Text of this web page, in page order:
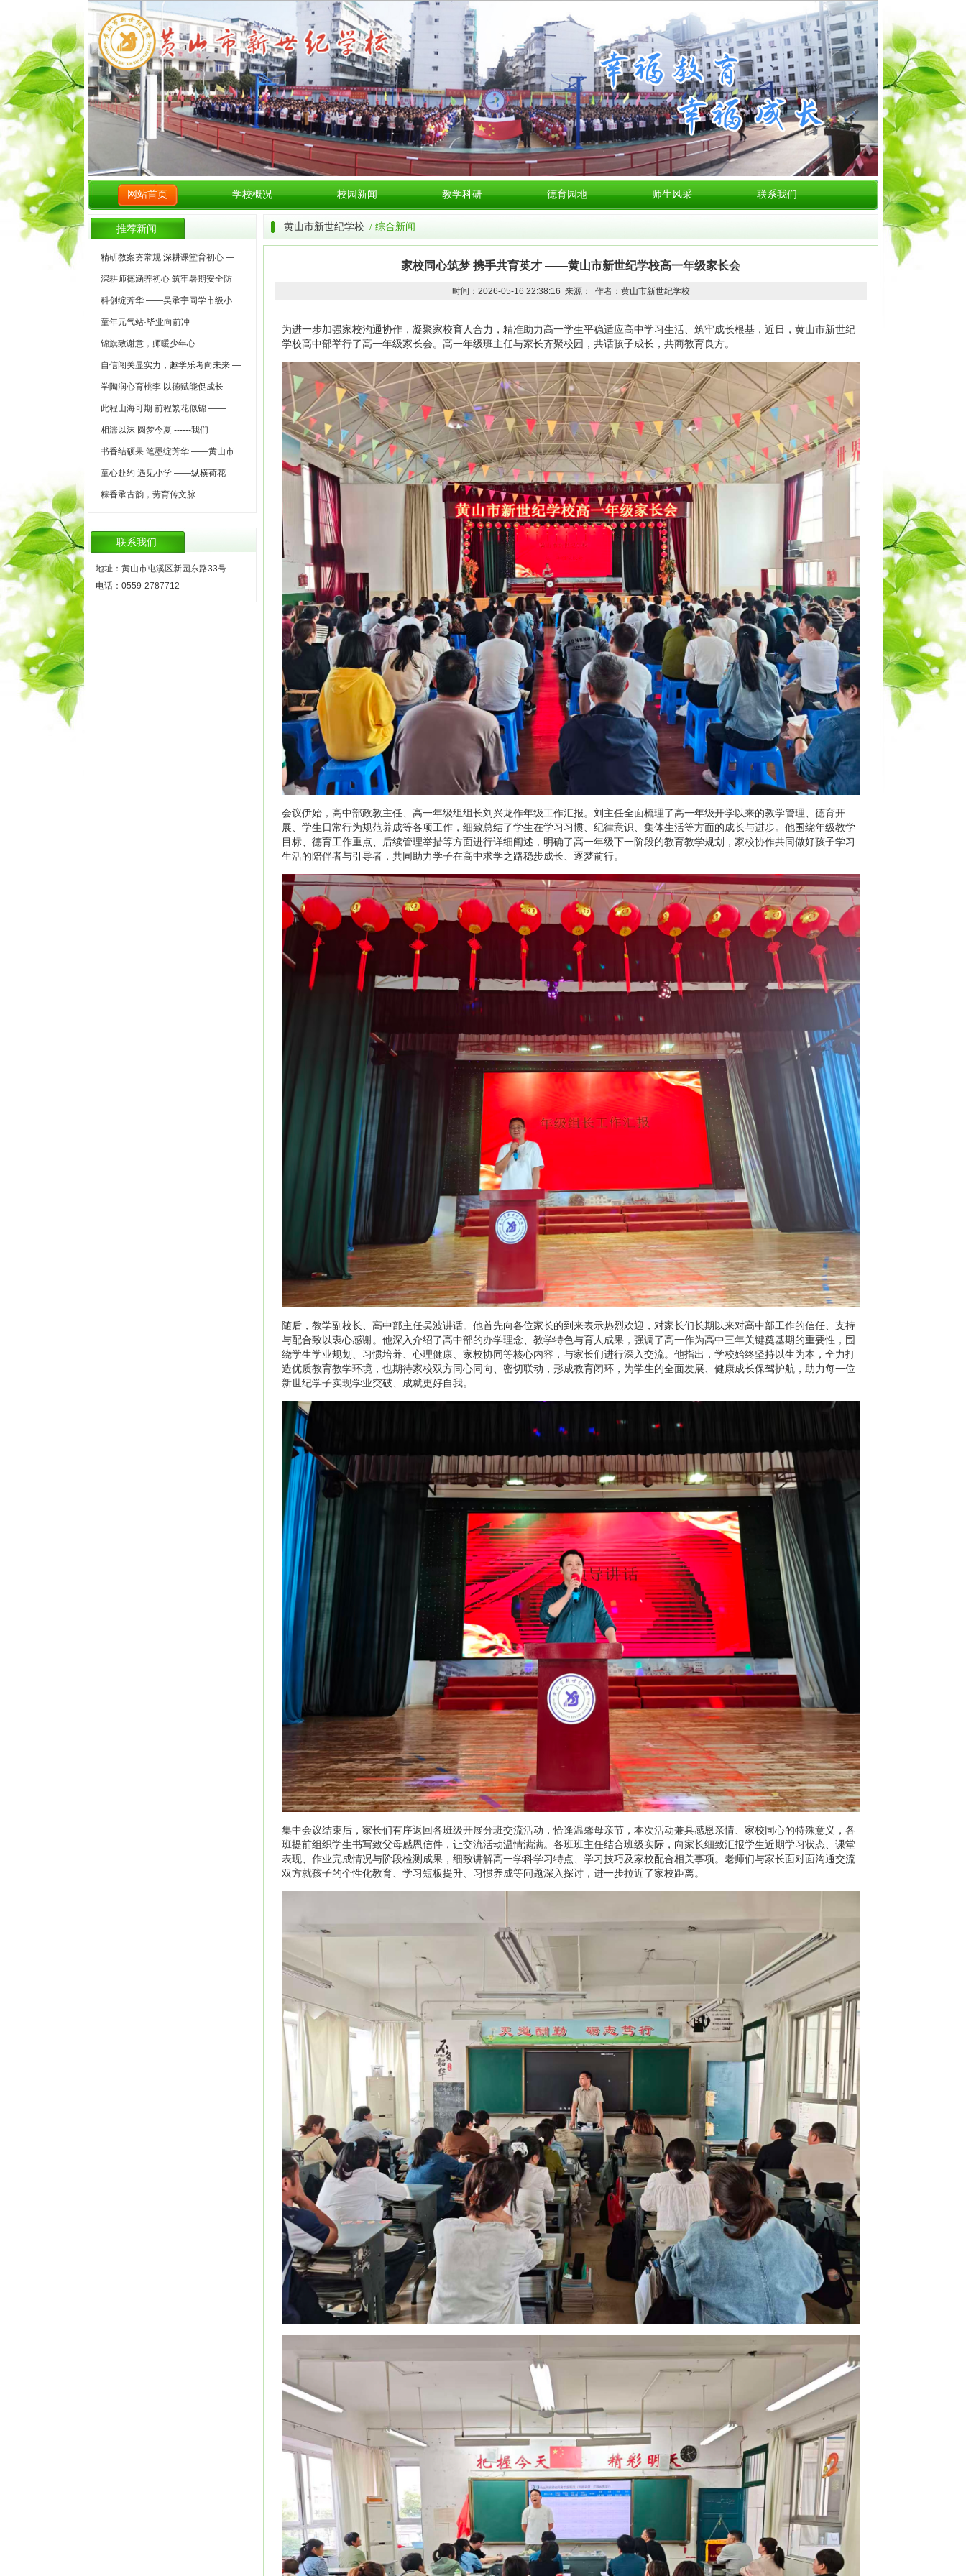
网站首页 学校概况 校园新闻 教学科研 德育园地 师生风采 联系我们
推荐新闻
精研教案夯常规 深耕课堂育初心 —
深耕师德涵养初心 筑牢暑期安全防
科创绽芳华 ——吴承宇同学市级小
童年元气站·毕业向前冲
锦旗致谢意，师暖少年心
自信闯关显实力，趣学乐考向未来 —
学陶润心育桃李 以德赋能促成长 —
此程山海可期 前程繁花似锦 ——
相濡以沫 圆梦今夏 ------我们
书香结硕果 笔墨绽芳华 ——黄山市
童心赴约 遇见小学 ——纵横荷花
粽香承古韵，劳育传文脉
联系我们
地址：黄山市屯溪区新园东路33号
电话：0559-2787712
黄山市新世纪学校 / 综合新闻
家校同心筑梦 携手共育英才 ——黄山市新世纪学校高一年级家长会
时间：2026-05-16 22:38:16 来源： 作者：黄山市新世纪学校
为进一步加强家校沟通协作，凝聚家校育人合力，精准助力高一学生平稳适应高中学习生活、筑牢成长根基，近日，黄山市新世纪
学校高中部举行了高一年级家长会。高一年级班主任与家长齐聚校园，共话孩子成长，共商教育良方。
会议伊始，高中部政教主任、高一年级组组长刘兴龙作年级工作汇报。刘主任全面梳理了高一年级开学以来的教学管理、德育开
展、学生日常行为规范养成等各项工作，细致总结了学生在学习习惯、纪律意识、集体生活等方面的成长与进步。他围绕年级教学
目标、德育工作重点、后续管理举措等方面进行详细阐述，明确了高一年级下一阶段的教育教学规划，家校协作共同做好孩子学习
生活的陪伴者与引导者，共同助力学子在高中求学之路稳步成长、逐梦前行。
随后，教学副校长、高中部主任吴波讲话。他首先向各位家长的到来表示热烈欢迎，对家长们长期以来对高中部工作的信任、支持
与配合致以衷心感谢。他深入介绍了高中部的办学理念、教学特色与育人成果，强调了高一作为高中三年关键奠基期的重要性，围
绕学生学业规划、习惯培养、心理健康、家校协同等核心内容，与家长们进行深入交流。他指出，学校始终坚持以生为本，全力打
造优质教育教学环境，也期待家校双方同心同向、密切联动，形成教育闭环，为学生的全面发展、健康成长保驾护航，助力每一位
新世纪学子实现学业突破、成就更好自我。
集中会议结束后，家长们有序返回各班级开展分班交流活动，恰逢温馨母亲节，本次活动兼具感恩亲情、家校同心的特殊意义，各
班提前组织学生书写致父母感恩信件，让交流活动温情满满。各班班主任结合班级实际，向家长细致汇报学生近期学习状态、课堂
表现、作业完成情况与阶段检测成果，细致讲解高一学科学习特点、学习技巧及家校配合相关事项。老师们与家长面对面沟通交流
双方就孩子的个性化教育、学习短板提升、习惯养成等问题深入探讨，进一步拉近了家校距离。